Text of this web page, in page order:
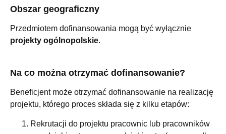
Obszar geograficzny
Przedmiotem dofinansowania mogą być wyłącznie
projekty ogólnopolskie.
Na co można otrzymać dofinansowanie?
Beneficjent może otrzymać dofinansowanie na realizację
projektu, którego proces składa się z kilku etapów:
Rekrutacji do projektu pracownic lub pracowników